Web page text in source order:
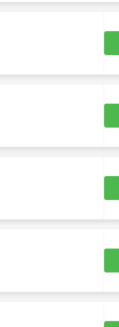
e